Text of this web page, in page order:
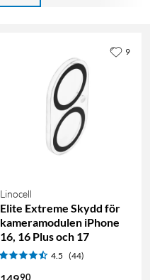
Linocell
Elite Extreme Skydd för
kameramodulen iPhone
16, 16 Plus och 17
4.5 (44)
90
9